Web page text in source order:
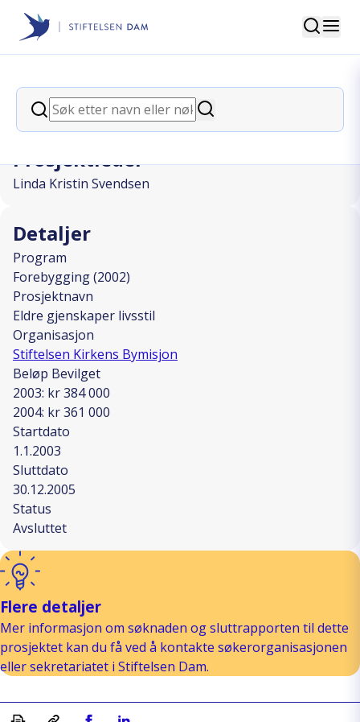
Stiftelsen Dam
Søk
Søk
Søk
back
Eldre gjenskaper livsstil
Prosjektleder
Linda Kristin Svendsen
Detaljer
Program
Forebygging (2002)
Prosjektnavn
Eldre gjenskaper livsstil
Organisasjon
Stiftelsen Kirkens Bymisjon
Beløp Bevilget
2003: kr 384 000
2004: kr 361 000
Startdato
1.1.2003
Sluttdato
30.12.2005
Status
Avsluttet
Flere detaljer
Mer informasjon om søknaden og sluttrapporten til dette
prosjektet kan du få ved å kontakte søkerorganisasjonen
eller sekretariatet i Stiftelsen Dam.
Skriv ut Kopiera länkDel på Facebook
Del på Linkedin